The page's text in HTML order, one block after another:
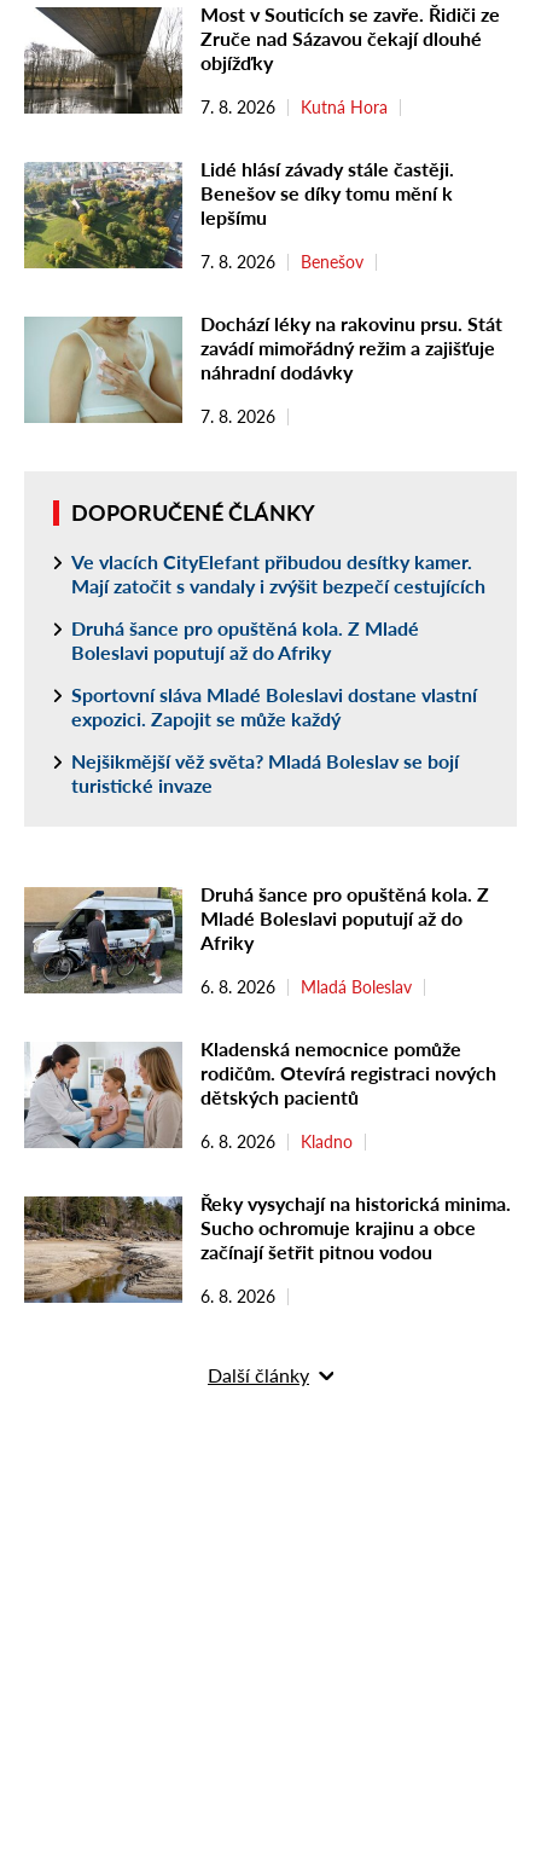
Most v Souticích se zavře. Řidiči ze
Zruče nad Sázavou čekají dlouhé
objížďky
7. 8. 2026 Kutná Hora
Lidé hlásí závady stále častěji.
Benešov se díky tomu mění k
lepšímu
7. 8. 2026 Benešov
Dochází léky na rakovinu prsu. Stát
zavádí mimořádný režim a zajišťuje
náhradní dodávky
7. 8. 2026
DOPORUČENÉ ČLÁNKY
Ve vlacích CityElefant přibudou desítky kamer.
Mají zatočit s vandaly i zvýšit bezpečí cestujících
Druhá šance pro opuštěná kola. Z Mladé
Boleslavi poputují až do Afriky
Sportovní sláva Mladé Boleslavi dostane vlastní
expozici. Zapojit se může každý
Nejšikmější věž světa? Mladá Boleslav se bojí
turistické invaze
Druhá šance pro opuštěná kola. Z
Mladé Boleslavi poputují až do
Afriky
6. 8. 2026 Mladá Boleslav
Kladenská nemocnice pomůže
rodičům. Otevírá registraci nových
dětských pacientů
6. 8. 2026 Kladno
Řeky vysychají na historická minima.
Sucho ochromuje krajinu a obce
začínají šetřit pitnou vodou
6. 8. 2026
Další články